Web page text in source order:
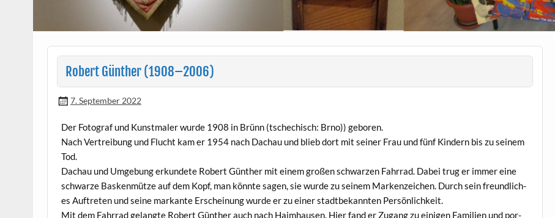
Robert Günther (1908–2006)
7. September 2022
Der Fotograf und Kun­st­maler wurde 1908 in Brünn (tschechisch: Brno)) geboren.
Nach Vertrei­bung und Flucht kam er 1954 nach Dachau und blieb dort mit sein­er Frau und fünf Kindern bis zu seinem
Tod.
Dachau und Umge­bung erkun­dete Robert Gün­ther mit einem großen schwarzen Fahrrad. Dabei trug er immer eine
schwarze Basken­mütze auf dem Kopf, man kön­nte sagen, sie wurde zu seinem Marken­ze­ichen. Durch sein fre­undlich­
es Auftreten und seine markante Erschei­n­ung wurde er zu ein­er stadt­bekan­nten Persönlichkeit.
Mit dem Fahrrad gelangte Robert Gün­ther auch nach Haimhausen. Hier fand er Zugang zu eini­gen Fam­i­lien und por­